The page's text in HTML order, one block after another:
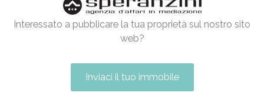
Interessato a pubblicare la tua proprietà sul nostro sito
web?
Inviaci il tuo immobile